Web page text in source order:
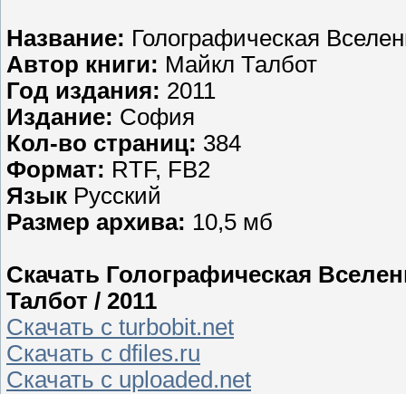
Название: Голографическая
Автор книги: Майкл Талбот
Год издания: 2011
Издание: София
Кол-во страниц: 384
Формат: RTF, FB2
Язык Русский
Размер архива: 10,5 мб
Скачать Голографическая
Талбот / 2011
Скачать с turbobit.net
Скачать с dfiles.ru
Скачать с uploaded.net